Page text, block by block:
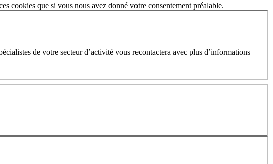
cookies que si vous nous avez donné votre consentement préalable.
de votre secteur d’activité vous recontactera avec plus d’informations